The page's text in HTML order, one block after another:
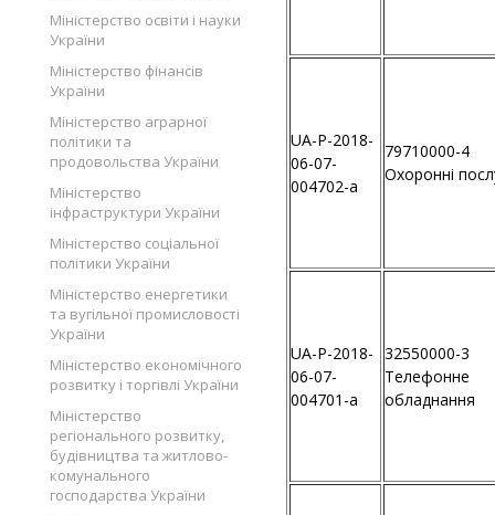
Міністерство освіти і науки
України
Міністерство фінансів
України
Міністерство аграрної
політики та
продовольства України
Міністерство
інфраструктури України
Міністерство соціальної
політики України
Міністерство енергетики
та вугільної промисловості
України
Міністерство економічного
розвитку і торгівлі України
Міністерство
регіонального розвитку,
будівництва та житлово-
комунального
господарства України
UA-P-2018-
06-07-
004702-a
79710000-4
Охоронні
UA-P-2018-
06-07-
004701-a
32550000-3
Телефонне
обладнання